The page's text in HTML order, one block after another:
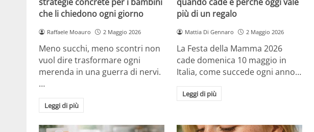
che li chiedono ogni giorno
Raffaele Moauro 2 Maggio 2026
Meno succhi, meno scontri non
vuol dire trasformare ogni
merenda in una guerra di nervi.
…
Leggi di più
più di un regalo
Mattia Di Gennaro 2 Maggio 2026
La Festa della Mamma 2026
cade domenica 10 maggio in
Italia, come succede ogni anno…
Leggi di più